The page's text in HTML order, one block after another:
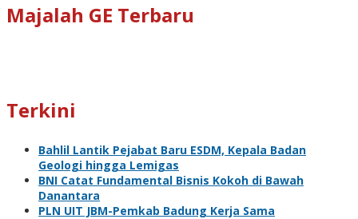
Majalah GE Terbaru
Terkini
Bahlil Lantik Pejabat Baru ESDM, Kepala Badan
Geologi hingga Lemigas
BNI Catat Fundamental Bisnis Kokoh di Bawah
Danantara
PLN UIT JBM-Pemkab Badung Kerja Sama